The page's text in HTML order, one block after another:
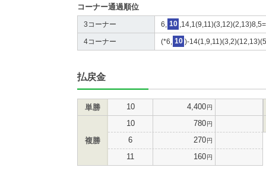
コーナー通過順位
3コーナー 6, 10
4コーナー (*6, 10 )-
払戻金
単勝 10 4,400円
複勝
10 780円
6 270円
11 160円